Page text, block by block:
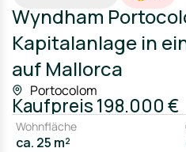
Wyndham
Kapitalanlage in
auf Mallorca
Portocolom
Kaufpreis198.000 €
Wohnfläche
ca. 25 m²